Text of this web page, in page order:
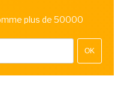
plus de 50000
OK